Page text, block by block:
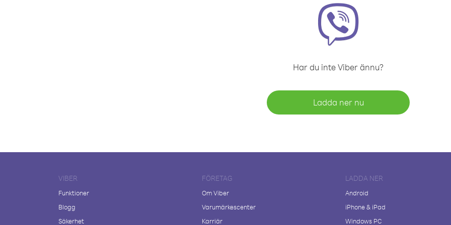
Har du inte Viber ännu?
Ladda ner nu
VIBER
Funktioner
Blogg
Säkerhet
FÖRETAG
Om Viber
Varumärkescenter
Karriär
LADDA NER
Android
iPhone & iPad
Windows PC